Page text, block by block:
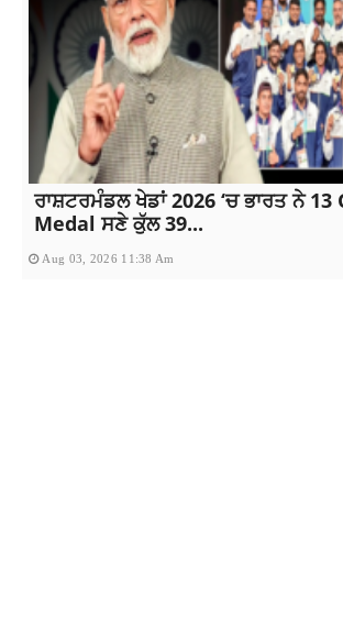
ਰਾਸ਼ਟਰਮੰਡਲ ਖੇਡਾਂ 2026 ‘ਚ ਭਾਰਤ ਨੇ 13
Medal ਸਣੇ ਕੁੱਲ 39...
Aug 03, 2026 11:38 Am